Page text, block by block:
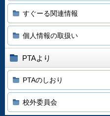
すぐーる関連情報
個人情報の取扱い
PTAより
PTAのしおり
校外委員会